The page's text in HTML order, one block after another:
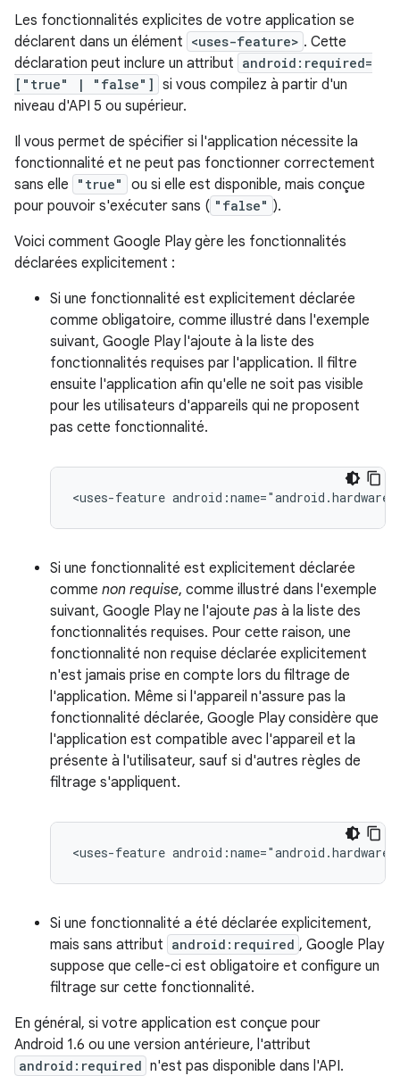
Les fonctionnalités explicites de votre application se
déclarent dans un élément <uses-feature> . Cette
déclaration peut inclure un attribut android:required=
["true" | "false"] si vous compilez à partir d'un
niveau d'API 5 ou supérieur.
Il vous permet de spécifier si l'application nécessite la
fonctionnalité et ne peut pas fonctionner correctement
sans elle
"true"
ou si elle est disponible, mais conçue
pour pouvoir s'exécuter sans ( "false" ).
Voici comment Google Play gère les fonctionnalités
déclarées explicitement :
Si une fonctionnalité est explicitement déclarée
comme obligatoire, comme illustré dans l'exemple
suivant, Google Play l'ajoute à la liste des
fonctionnalités requises par l'application. Il filtre
ensuite l'application afin qu'elle ne soit pas visible
pour les utilisateurs d'appareils qui ne proposent
pas cette fonctionnalité.
<uses-feature
Si une fonctionnalité est explicitement déclarée
comme non requise, comme illustré dans l'exemple
suivant, Google Play ne l'ajoute pas à la liste des
fonctionnalités requises. Pour cette raison, une
fonctionnalité non requise déclarée explicitement
n'est jamais prise en compte lors du filtrage de
l'application. Même si l'appareil n'assure pas la
fonctionnalité déclarée, Google Play considère que
l'application est compatible avec l'appareil et la
présente à l'utilisateur, sauf si d'autres règles de
filtrage s'appliquent.
<uses-feature
Si une fonctionnalité a été déclarée explicitement,
mais sans attribut android:required , Google Play
suppose que celle-ci est obligatoire et configure un
filtrage sur cette fonctionnalité.
En général, si votre application est conçue pour
Android 1.6 ou une version antérieure, l'attribut
android:required n'est pas disponible dans l'API.